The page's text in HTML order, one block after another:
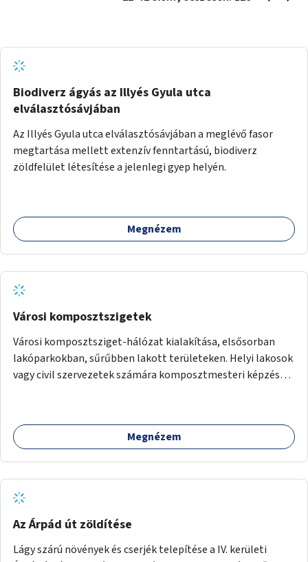
Biodiverz ágyás az Illyés Gyula utca
elválasztósávjában
Az Illyés Gyula utca elválasztósávjában a meglévő fasor
megtartása mellett extenzív fenntartású, biodiverz
zöldfelület létesítése a jelenlegi gyep helyén.
Megnézem
Városi komposztszigetek
Városi komposztsziget-hálózat kialakítása, elsősorban
lakóparkokban, sűrűbben lakott területeken. Helyi lakosok
vagy civil szervezetek számára komposztmesteri képzés
Megnézem
Az Árpád út zöldítése
Lágy szárú növények és cserjék telepítése a IV. kerületi